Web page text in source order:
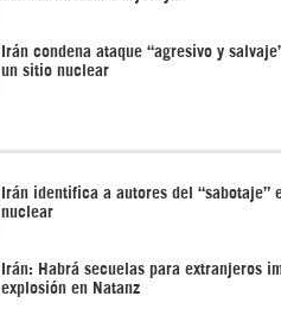
Irán condena ataque “agresivo y
un sitio nuclear
Irán identifica a autores del “sabotaje”
nuclear
Irán: Habrá secuelas para extranjeros
explosión en Natanz